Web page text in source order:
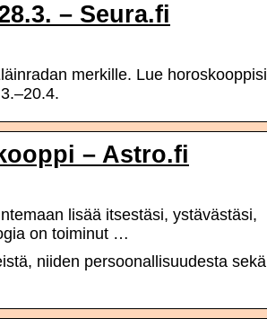
– Seura.fi
merkille. Lue horoskooppisi
– Astro.fi
lisää itsestäsi, ystävästäsi,
on toiminut …
niiden persoonallisuudesta sekä